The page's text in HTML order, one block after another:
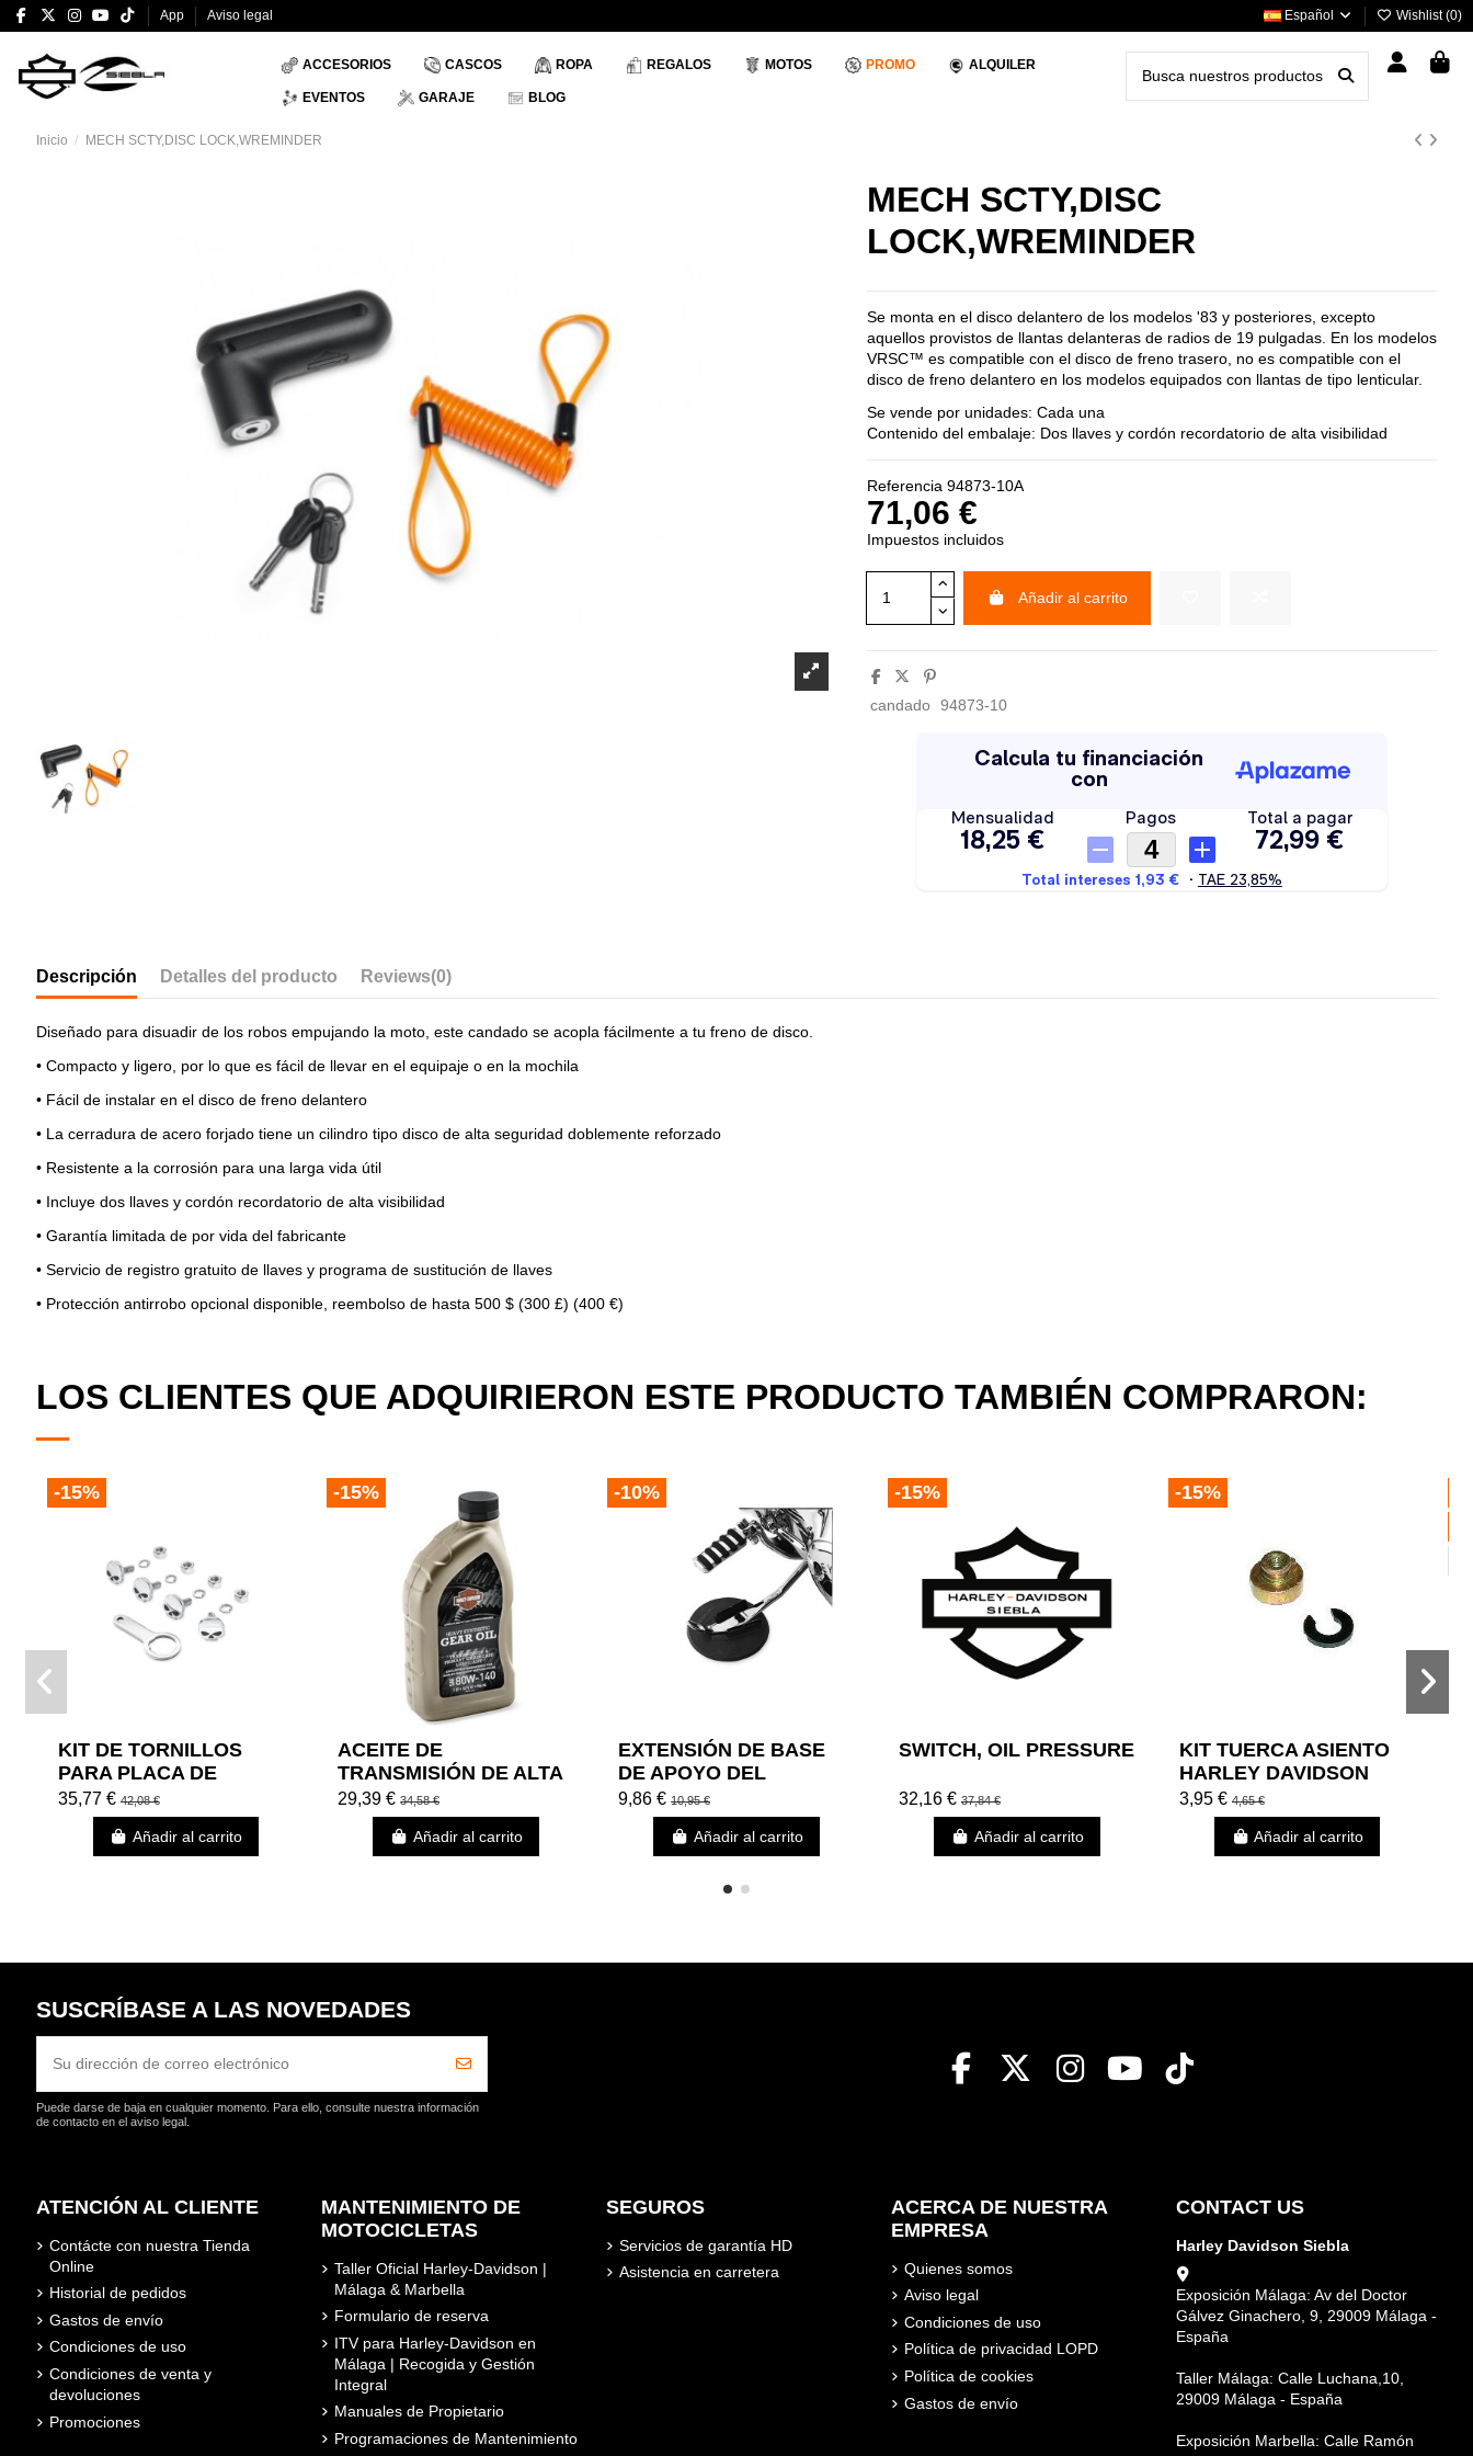
App Aviso legal Español Wishlist (0)
ACCESORIOS CASCOS ROPA REGALOS MOTOS PROMO ALQUILER
EVENTOS GARAJE BLOG
Inicio MECH SCTY,DISC LOCK,WREMINDER
MECH SCTY,DISC
LOCK,WREMINDER
Se monta en el disco delantero de los modelos '83 y posteriores, excepto
aquellos provistos de llantas delanteras de radios de 19 pulgadas. En los modelos
VRSC™ es compatible con el disco de freno trasero, no es compatible con el
disco de freno delantero en los modelos equipados con llantas de tipo lenticular.
Se vende por unidades: Cada una
Contenido del embalaje: Dos llaves y cordón recordatorio de alta visibilidad
Referencia 94873-10A
71,06 €
Impuestos incluidos
Añadir al carrito
candado 94873-10
Descripción Detalles del producto Reviews(0)
Diseñado para disuadir de los robos empujando la moto, este candado se acopla fácilmente a tu freno de disco.
• Compacto y ligero, por lo que es fácil de llevar en el equipaje o en la mochila
• Fácil de instalar en el disco de freno delantero
• La cerradura de acero forjado tiene un cilindro tipo disco de alta seguridad doblemente reforzado
• Resistente a la corrosión para una larga vida útil
• Incluye dos llaves y cordón recordatorio de alta visibilidad
• Garantía limitada de por vida del fabricante
• Servicio de registro gratuito de llaves y programa de sustitución de llaves
• Protección antirrobo opcional disponible, reembolso de hasta 500 $ (300 £) (400 €)
LOS CLIENTES QUE ADQUIRIERON ESTE PRODUCTO TAMBIÉN COMPRARON:
-15%
KIT DE TORNILLOS
PARA PLACA DE
MATRÍCULA, CALAVERA
35,77 € 42,08 €
Añadir al carrito
-15%
ACEITE DE
TRANSMISIÓN DE ALTA
DENSIDAD HARLEY-
DAVIDSON
29,39 €34,58 €
Añadir al carrito
-10%
EXTENSIÓN DE BASE
DE APOYO DEL
CABALLETE LATERAL
HARLEY DAVIDSON
9,86 €10,95 €
Añadir al carrito
-15%
SWITCH, OIL PRESSURE
32,16 € 37,84 €
Añadir al carrito
-15%
KIT TUERCA ASIENTO
HARLEY DAVIDSON
3,95 € 4,65 €
Añadir al carrito
SUSCRÍBASE A LAS NOVEDADES
Puede darse de baja en cualquier momento. Para ello, consulte nuestra información
de contacto en el aviso legal.
ATENCIÓN AL CLIENTE
Contácte con nuestra Tienda
Online
Historial de pedidos
Gastos de envío
Condiciones de uso
Condiciones de venta y
devoluciones
Promociones
MANTENIMIENTO DE
MOTOCICLETAS
Taller Oficial Harley-Davidson |
Málaga & Marbella
Formulario de reserva
ITV para Harley-Davidson en
Málaga | Recogida y Gestión
Integral
Manuales de Propietario
Programaciones de Mantenimiento
SEGUROS
Servicios de garantía HD
Asistencia en carretera
ACERCA DE NUESTRA
EMPRESA
Quienes somos
Aviso legal
Condiciones de uso
Política de privacidad LOPD
Política de cookies
Gastos de envío
CONTACT US
Harley Davidson Siebla
Exposición Málaga: Av del Doctor
Gálvez Ginachero, 9, 29009 Málaga -
España
Taller Málaga: Calle Luchana,10,
29009 Málaga - España
Exposición Marbella: Calle Ramón